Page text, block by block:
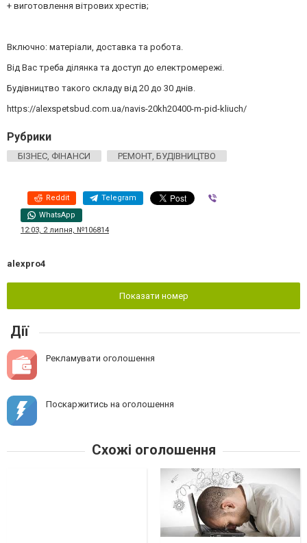
+ виготовлення вітрових хрестів;
Включно: матеріали, доставка та робота.
Від Вас треба ділянка та доступ до електромережі.
Будівництво такого складу від 20 до 30 днів.
https://alexspetsbud.com.ua/navis-20kh20400-m-pid-kliuch/
Рубрики
БІЗНЕС, ФІНАНСИ РЕМОНТ, БУДІВНИЦТВО
Reddit Telegram
WhatsApp
12:03, 2 липня, №106814
alexpro4
Показати номер
Дії
Рекламувати оголошення
Поскаржитись на оголошення
Схожі оголошення